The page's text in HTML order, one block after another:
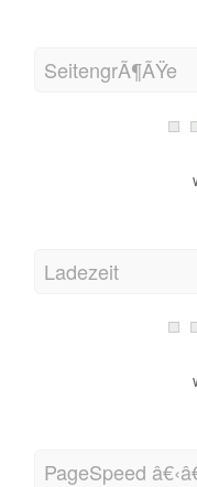
SeitengrÃ¶ÃŸe
Ladezeit
PageSpeed